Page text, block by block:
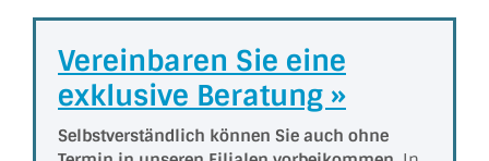
Vereinbaren Sie eine
exklusive Beratung »
Selbstverständlich können Sie auch ohne